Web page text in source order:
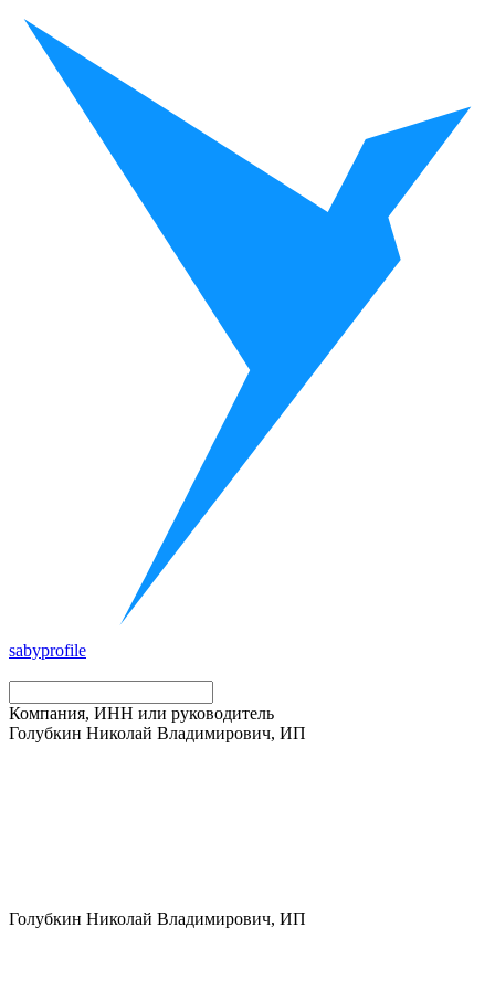
sabyprofile
Компания, ИНН или руководитель
Голубкин Николай Владимирович, ИП
Голубкин Николай Владимирович, ИП